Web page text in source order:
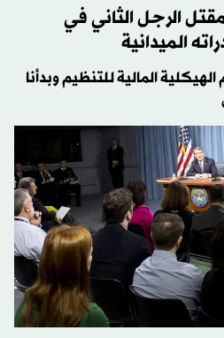
الرجل الثاني في
الميدانية
المالية للتنظيم وبدأنا